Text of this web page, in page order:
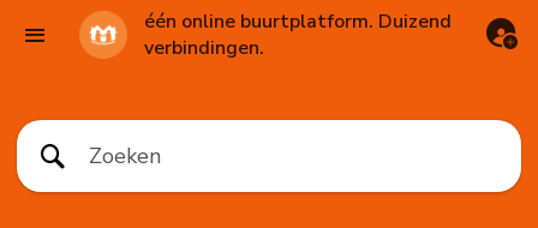
één online buurtplatform. Duizend
verbindingen.